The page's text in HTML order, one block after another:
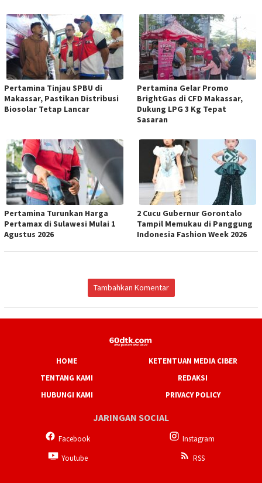
Pertamina Tinjau SPBU di
Makassar, Pastikan Distribusi
Biosolar Tetap Lancar
Pertamina Gelar Promo
BrightGas di CFD Makassar,
Dukung LPG 3 Kg Tepat
Sasaran
Pertamina Turunkan Harga
Pertamax di Sulawesi Mulai 1
Agustus 2026
2 Cucu Gubernur Gorontalo
Tampil Memukau di Panggung
Indonesia Fashion Week 2026
Tambahkan Komentar
HOME
KETENTUAN MEDIA CIBER
TENTANG KAMI
REDAKSI
HUBUNGI KAMI
PRIVACY POLICY
JARINGAN SOCIAL
Facebook
Instagram
Youtube
RSS